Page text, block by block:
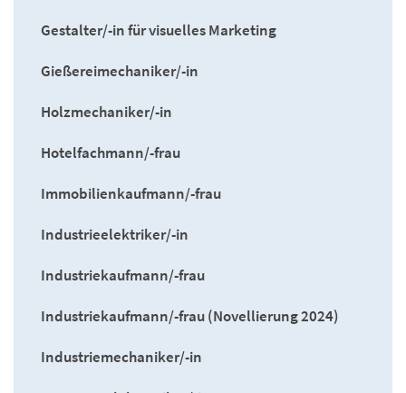
Gestalter/-in für visuelles Marketing
Gießereimechaniker/-in
Holzmechaniker/-in
Hotelfachmann/-frau
Immobilienkaufmann/-frau
Industrieelektriker/-in
Industriekaufmann/-frau
Industriekaufmann/-frau (Novellierung 2024)
Industriemechaniker/-in